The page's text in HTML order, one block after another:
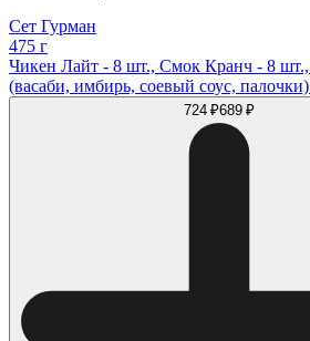
Сет Гурман
475 г
Чикен Лайт - 8 шт., Смок Кранч - 8
(васаби, имбирь, соевый соус,
724 ₽689 ₽